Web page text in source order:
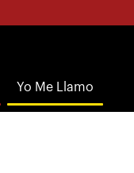
Yo Me Llamo